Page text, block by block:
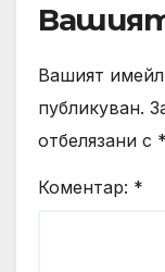
Вашият
публикуван.
отбелязани с *
Коментар: *